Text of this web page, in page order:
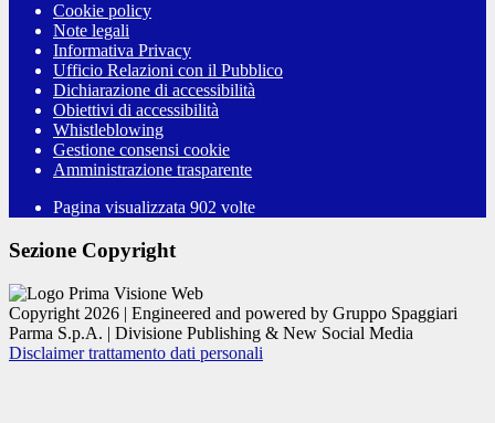
Cookie policy
Note legali
Informativa Privacy
Ufficio Relazioni con il Pubblico
Dichiarazione di accessibilità
Obiettivi di accessibilità
Whistleblowing
Gestione consensi cookie
Amministrazione trasparente
Pagina visualizzata 902 volte
Sezione Copyright
Copyright 2026 | Engineered and powered by Gruppo Spaggiari
Parma S.p.A. | Divisione Publishing & New Social Media
Disclaimer trattamento dati personali